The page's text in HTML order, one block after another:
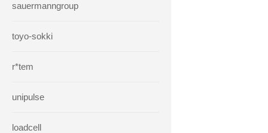
sauermanngroup
toyo-sokki
r*tem
unipulse
loadcell